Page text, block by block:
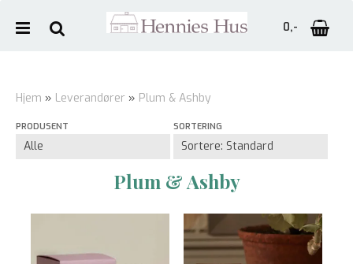
0,-
Hjem » Leverandører » Plum & Ashby
PRODUSENT SORTERING
Plum & Ashby